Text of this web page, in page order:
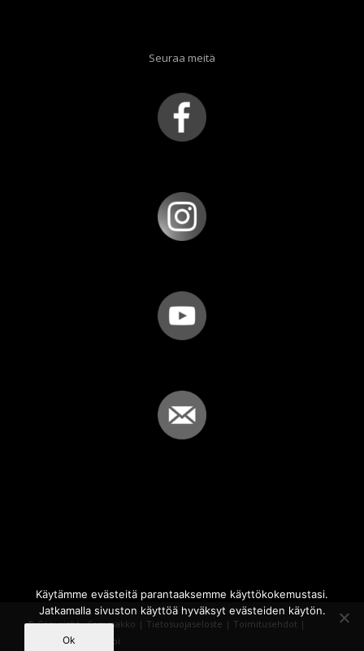
Seuraa meitä
© Copyright - Sammakko | Tietosuojaseloste | Toimitusehdot |
Powered by
iQWebbi
Käytämme evästeitä parantaaksemme käyttökokemustasi.
Jatkamalla sivuston käyttöä hyväksyt evästeiden käytön.
Ok